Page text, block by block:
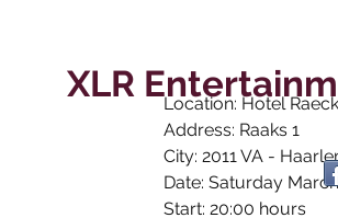
Location: Hotel
Address: Raaks 1
City: 2011 VA -
Date: Saturday
Start: 20:00 hours
XLR